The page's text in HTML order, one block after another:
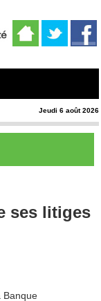
Jeudi 6 août 2026
ses litiges
Banque